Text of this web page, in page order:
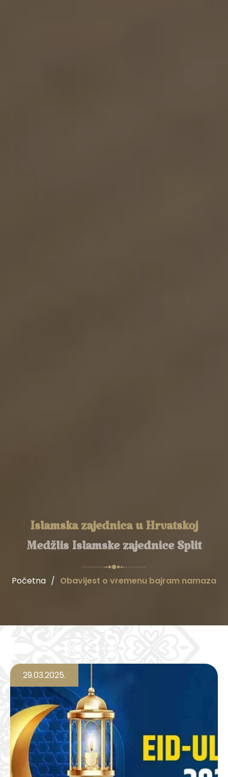
Islamska zajednica u Hrvatskoj
Medžlis Islamske zajednice Split
Početna / Obavijest o vremenu bajram namaza
29.03.2025.